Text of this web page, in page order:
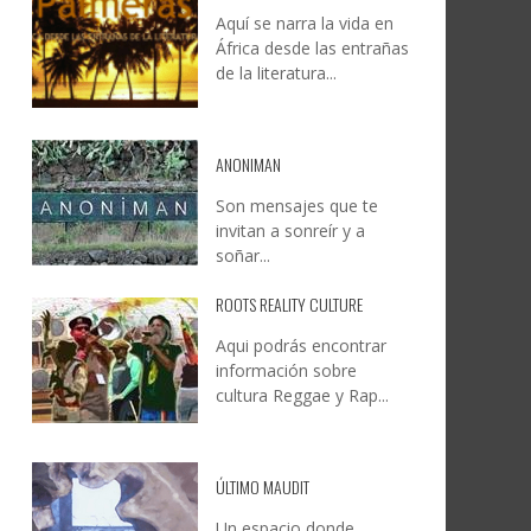
EL
CULTURE & BUSINESS PRIDE
CULMINA UN REGRESO HISTÓRICO
Y CONSOLIDA A GRAN CANARIA
DE CULTURA, DIVERSIDAD Y
DERECHOS HUMANOS LGTBIQA+.
CREATIVA CANARIA, 5 AGOSTO, 2026
JESÚS RODRÍGUEZ FALCÓN:
NATURALEZA, CAMINO Y
FOTOGRAFÍA
Aquí se narra la vida en
África desde las entrañas
de la literatura...
ANONIMAN
Son mensajes que te
invitan a sonreír y a
soñar...
ROOTS REALITY CULTURE
Aqui podrás encontrar
información sobre
cultura Reggae y Rap...
ÚLTIMO MAUDIT